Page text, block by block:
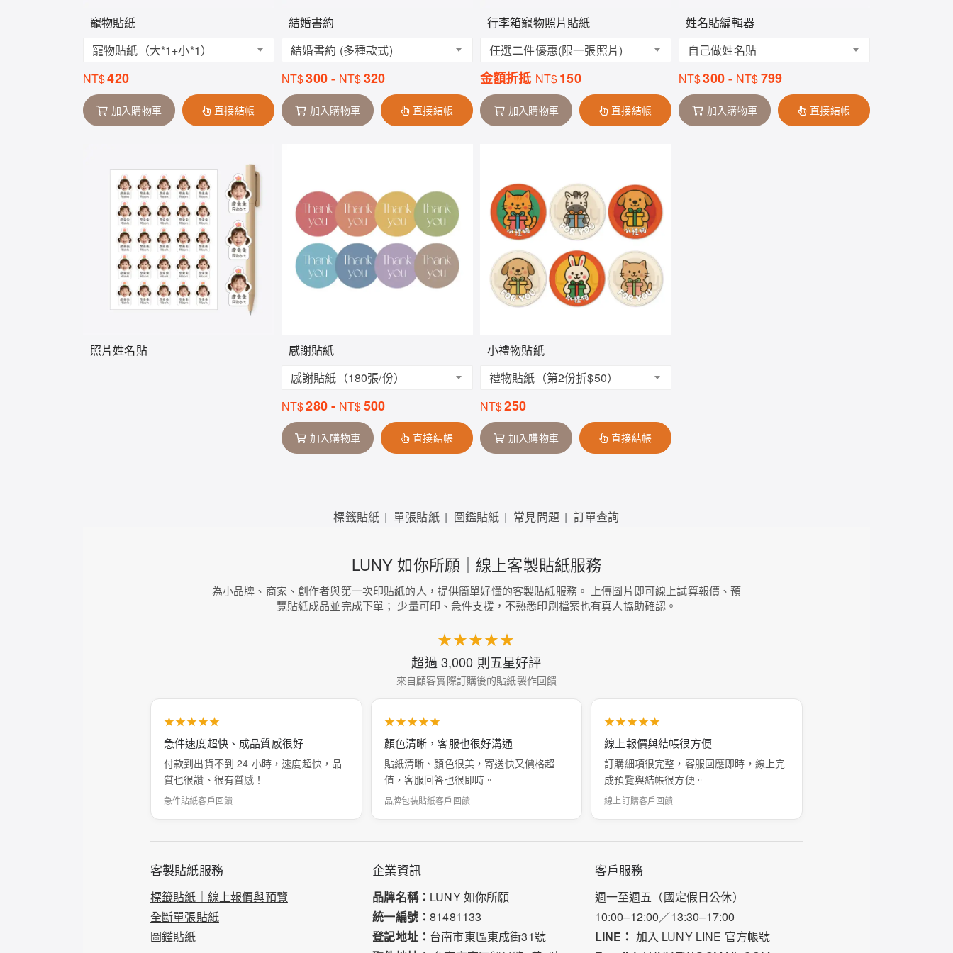
寵物貼紙
寵物貼紙（大*1+小*1）
NT$420
加入購物車 直接結帳
結婚書約
結婚書約 (多種款式)
NT$300- NT$320
加入購物車 直接結帳
行李箱寵物照片貼紙
任選二件優惠(限一張照片)
金額折抵 NT$150
加入購物車 直接結帳
姓名貼編輯器
自己做姓名貼
NT$300- NT$799
加入購物車 直接結帳
照片姓名貼
感謝貼紙
感謝貼紙（180張/份）
NT$280- NT$500
加入購物車 直接結帳
小禮物貼紙
禮物貼紙（第2份折$50）
NT$250
加入購物車 直接結帳
標籤貼紙 單張貼紙 圖鑑貼紙 常見問題 訂單查詢
LUNY 如你所願｜線上客製貼紙服務
為小品牌、商家、創作者與第一次印貼紙的人，提供簡單好懂的客製貼紙服務。 上傳圖片即可線上試算報價、預
覽貼紙成品並完成下單； 少量可印、急件支援，不熟悉印刷檔案也有真人協助確認。
★★★★★
超過 3,000 則五星好評
來自顧客實際訂購後的貼紙製作回饋
★★★★★
急件速度超快、成品質感很好
付款到出貨不到 24 小時，速度超快，品
質也很讚、很有質感！
急件貼紙客戶回饋
★★★★★
顏色清晰，客服也很好溝通
貼紙清晰、顏色很美，寄送快又價格超
值，客服回答也很即時。
品牌包裝貼紙客戶回饋
★★★★★
線上報價與結帳很方便
訂購細項很完整，客服回應即時，線上完
成預覽與結帳很方便。
線上訂購客戶回饋
客製貼紙服務
標籤貼紙｜線上報價與預覽
全斷單張貼紙
圖鑑貼紙
企業資訊
品牌名稱： LUNY 如你所願
統一編號：81481133
登記地址： 台南市東區東成街31號
客戶服務
週一至週五（國定假日公休）
10:00–12:00／13:30–17:00
LINE： 加入 LUNY LINE 官方帳號